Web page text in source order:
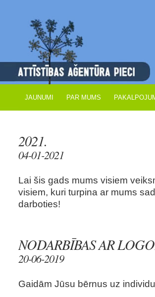
JAUNUMI PAR MUMS
2021.
04-01-2021
Lai šis gads mums visiem
visiem, kuri turpina ar mums
darboties!
NODARBĪBAS AR
20-06-2019
Gaidām Jūsu bērnus uz